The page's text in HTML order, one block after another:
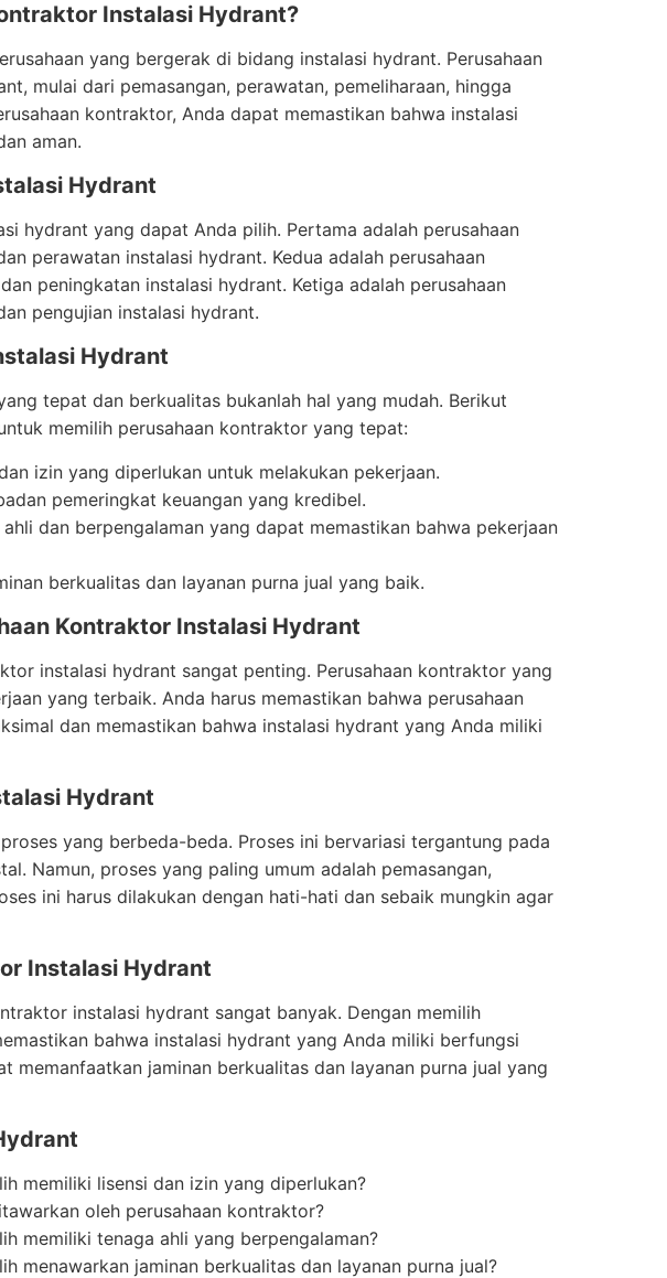
Instalasi Hydrant?
yang bergerak di bidang instalasi hydrant. Perusahaan
mulai dari pemasangan, perawatan, pemeliharaan, hingga
kontraktor, Anda dapat memastikan bahwa instalasi
aman.
Hydrant
hydrant yang dapat Anda pilih. Pertama adalah perusahaan
perawatan instalasi hydrant. Kedua adalah perusahaan
peningkatan instalasi hydrant. Ketiga adalah perusahaan
pengujian instalasi hydrant.
Hydrant
tepat dan berkualitas bukanlah hal yang mudah. Berikut
memilih perusahaan kontraktor yang tepat:
izin yang diperlukan untuk melakukan pekerjaan.
pemeringkat keuangan yang kredibel.
dan berpengalaman yang dapat memastikan bahwa pekerjaan
berkualitas dan layanan purna jual yang baik.
Kontraktor Instalasi Hydrant
instalasi hydrant sangat penting. Perusahaan kontraktor yang
yang terbaik. Anda harus memastikan bahwa perusahaan
dan memastikan bahwa instalasi hydrant yang Anda miliki
Hydrant
yang berbeda-beda. Proses ini bervariasi tergantung pada
Namun, proses yang paling umum adalah pemasangan,
ini harus dilakukan dengan hati-hati dan sebaik mungkin agar
Instalasi Hydrant
instalasi hydrant sangat banyak. Dengan memilih
bahwa instalasi hydrant yang Anda miliki berfungsi
memanfaatkan jaminan berkualitas dan layanan purna jual yang
memiliki lisensi dan izin yang diperlukan?
oleh perusahaan kontraktor?
memiliki tenaga ahli yang berpengalaman?
menawarkan jaminan berkualitas dan layanan purna jual?